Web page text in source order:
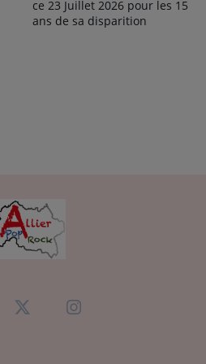
ce 23 Juillet 2026 pour les 15
ans de sa disparition